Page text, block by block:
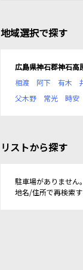
地域選択で探す
広島県神石郡神石高
相渡
阿下 有木
父木野
常光 時安
リストから探す
駐車場がありません。
地名/住所で再検索